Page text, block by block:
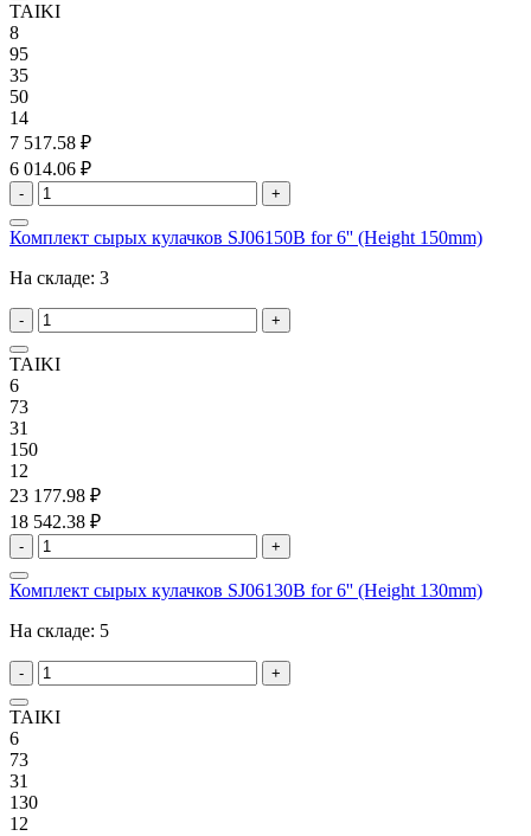
TAIKI
8
95
35
50
14
7 517.58 ₽
6 014.06 ₽
- +
Комплект сырых кулачков SJ06150B for 6'' (Height 150mm)
На складе: 3
- +
TAIKI
6
73
31
150
12
23 177.98 ₽
18 542.38 ₽
- +
Комплект сырых кулачков SJ06130B for 6'' (Height 130mm)
На складе: 5
- +
TAIKI
6
73
31
130
12